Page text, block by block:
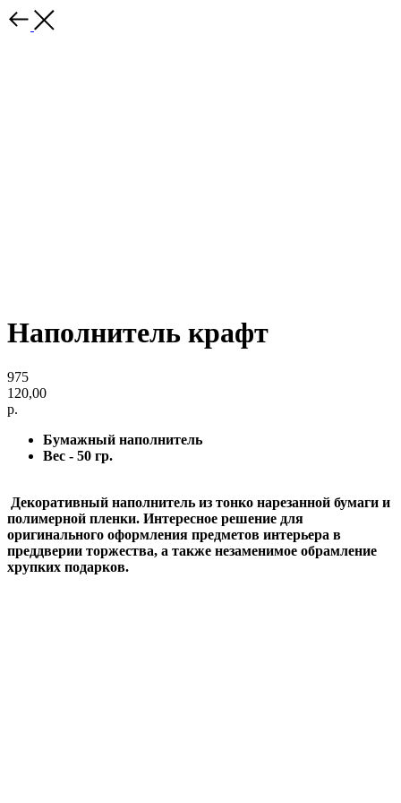
Наполнитель крафт
975
120,00
р.
Бумажный наполнитель
Вес - 50 гр.
Декоративный наполнитель из тонко нарезанной бумаги и
полимерной пленки. Интересное решение для
оригинального оформления предметов интерьера в
преддверии торжества, а также незаменимое обрамление
хрупких подарков.